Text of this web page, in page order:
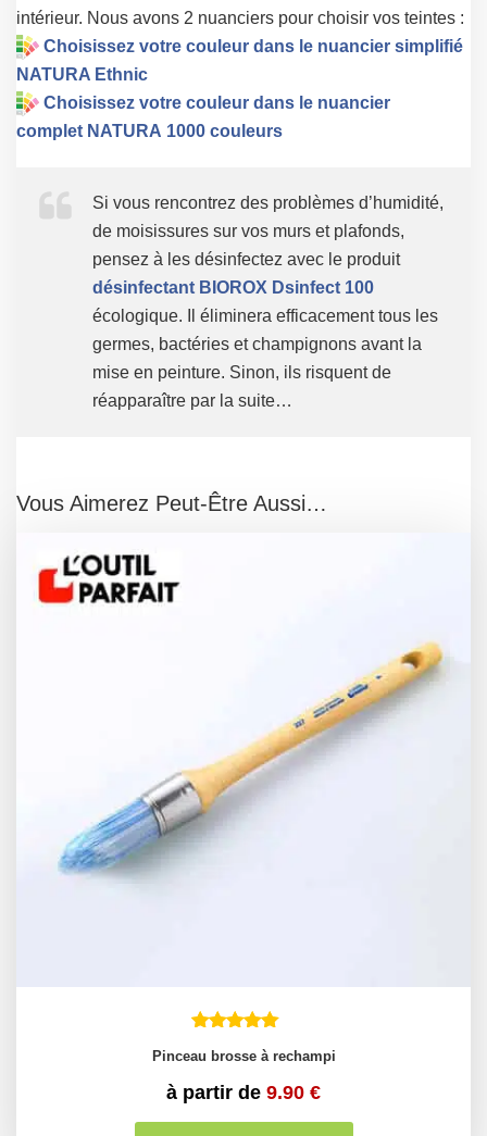
intérieur. Nous avons 2 nuanciers pour choisir vos teintes :
Choisissez votre couleur dans le nuancier simplifié
NATURA Ethnic
Choisissez votre couleur dans le nuancier
complet NATURA 1000 couleurs
Si vous rencontrez des problèmes d’humidité,
de moisissures sur vos murs et plafonds,
pensez à les désinfectez avec le produit
désinfectant BIOROX Dsinfect 100
écologique. Il éliminera efficacement tous les
germes, bactéries et champignons avant la
mise en peinture. Sinon, ils risquent de
réapparaître par la suite…
Vous Aimerez Peut-Être Aussi…
Pinceau brosse à rechampi
à partir de 9.90 €